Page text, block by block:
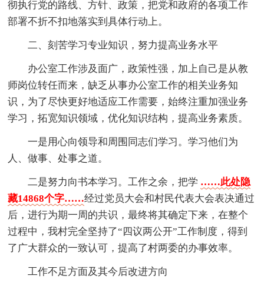
彻执行党的路线、方针、政策，把党和政府的各项工作
部署不折不扣地落实到具体行动上。
二、刻苦学习专业知识，努力提高业务水平
办公室工作涉及面广，政策性强，加上自己是从教
师岗位转任而来，缺乏从事办公室工作的相关业务知
识，为了尽快更好地适应工作需要，始终注重加强业务
学习，拓宽知识领域，优化知识结构，提高业务素质。
一是用心向领导和周围同志们学习。学习他们为
人、做事、处事之道。
二是努力向书本学习。工作之余，把学 ……此处隐
藏14868个字……经过党员大会和村民代表大会表决通过
后，进行为期一周的共识，最终将其确定下来，在整个
过程中，我村完全坚持了“四议两公开”工作制度，得到
了广大群众的一致认可，提高了村两委的办事效率。
工作不足方面及其今后改进方向